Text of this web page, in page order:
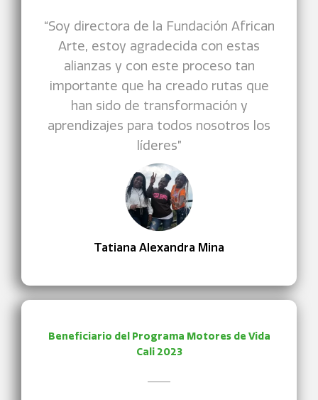
“Soy directora de la Fundación African
Arte, estoy agradecida con estas
alianzas y con este proceso tan
importante que ha creado rutas que
han sido de transformación y
aprendizajes para todos nosotros los
líderes”
Tatiana Alexandra Mina
Beneficiario del Programa Motores de Vida
Cali 2023